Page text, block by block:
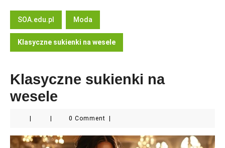
Button
SOA.edu.pl Moda
Klasyczne sukienki na wesele
Klasyczne sukienki na
wesele
0 Comment